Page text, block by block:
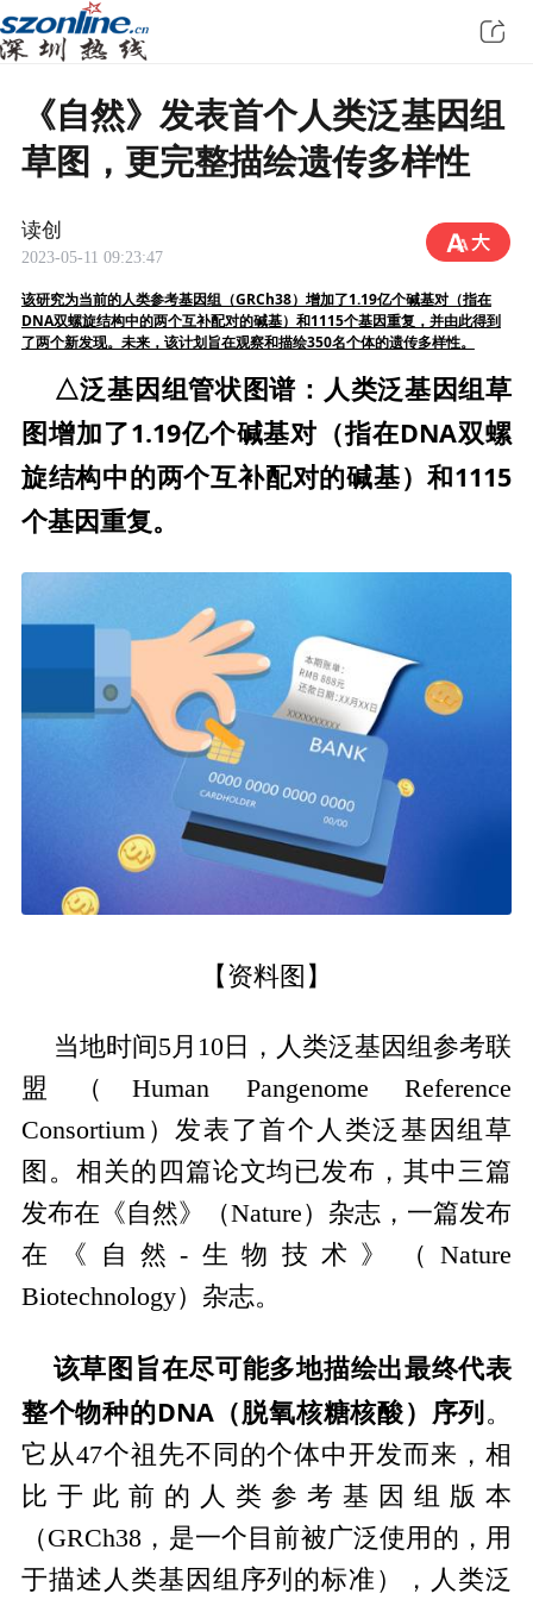
《自然》发表首个人类泛基因组
草图，更完整描绘遗传多样性
读创
2023-05-11 09:23:47
该研究为当前的人类参考基因组（GRCh38）增加了1.19亿个碱基对（指在
DNA双螺旋结构中的两个互补配对的碱基）和1115个基因重复，并由此得到
了两个新发现。未来，该计划旨在观察和描绘350名个体的遗传多样性。
△泛基因组管状图谱：人类泛基因组草
图增加了1.19亿个碱基对（指在DNA双螺
旋结构中的两个互补配对的碱基）和1115
个基因重复。
【资料图】
当地时间5月10日，人类泛基因组参考联
盟（Human Pangenome Reference
Consortium）发表了首个人类泛基因组草
图。相关的四篇论文均已发布，其中三篇
发布在《自然》（Nature）杂志，一篇发布
在《自然-生物技术》（Nature
Biotechnology）杂志。
该草图旨在尽可能多地描绘出最终代表
整个物种的DNA（脱氧核糖核酸）序列。
它从47个祖先不同的个体中开发而来，相
比于此前的人类参考基因组版本
（GRCh38，是一个目前被广泛使用的，用
于描述人类基因组序列的标准），人类泛